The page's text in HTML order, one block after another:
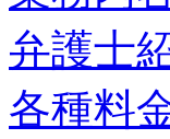
弁護士
各種料